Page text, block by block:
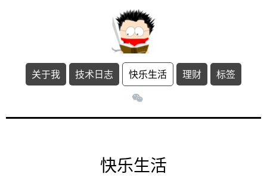
关于我 技术日志 快乐生活 理财 标签
快乐生活